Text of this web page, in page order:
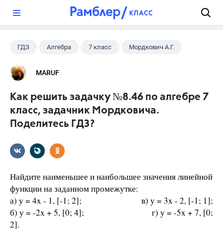
ГДЗ Алгебра 7 класс Мордкович А.Г.
MARUF
Как решить задачку №8.46 по алгебре 7
класс, задачник Мордковича.
Поделитесь ГДЗ?
Найдите наименьшее и наибольшее значения линейной
функции на заданном промежутке:
а) у = 4x - 1, [-1; 2]; в) у = 3x - 2, [-1; 1];
б) у = -2x + 5, [0; 4]; г) у = -5x + 7, [0;
2].